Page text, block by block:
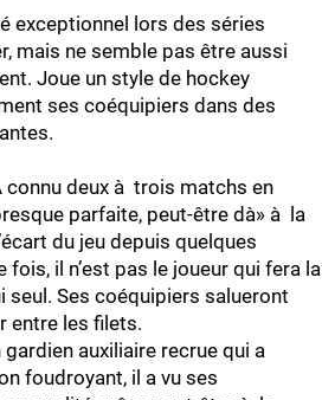
exceptionnel lors des séries
mais ne semble pas être aussi
Joue un style de hockey
ses coéquipiers dans des
connu deux à trois matchs en
parfaite, peut-être dà» à la
du jeu depuis quelques
fois, il n’est pas le joueur qui fera la
Ses coéquipiers salueront
entre les filets.
auxiliaire recrue qui a
foudroyant, il a vu ses